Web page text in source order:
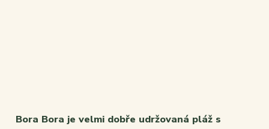
Bora Bora je velmi dobře udržovaná pláž s